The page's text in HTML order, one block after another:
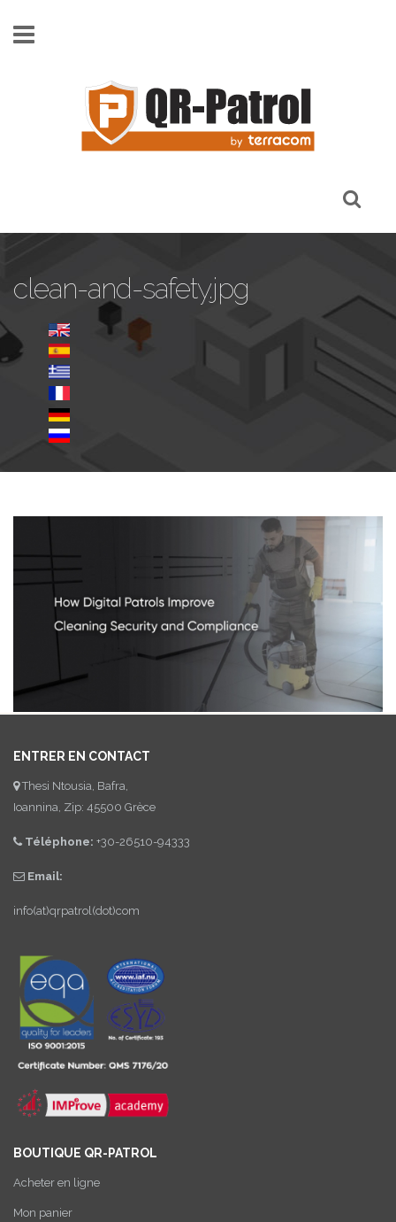
clean-and-safety.jpg
ENTRER EN CONTACT
Thesi Ntousia, Bafra,
Ioannina, Zip: 45500 Grèce
Téléphone: +30-26510-94333
Email:
info(at)qrpatrol(dot)com
BOUTIQUE QR-PATROL
Acheter en ligne
Mon panier